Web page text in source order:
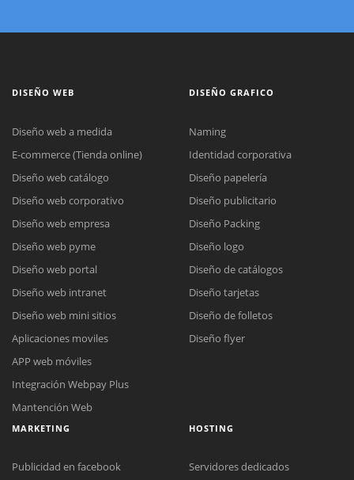
DISEÑO WEB
Diseño web a medida
E-commerce (Tienda online)
Diseño web catálogo
Diseño web corporativo
Diseño web empresa
Diseño web pyme
Diseño web portal
Diseño web intranet
Diseño web mini sitios
Aplicaciones moviles
APP web móviles
Integración Webpay Plus
Mantención Web
DISEÑO GRAFICO
Naming
Identidad corporativa
Diseño papelería
Diseño publicitario
Diseño Packing
Diseño logo
Diseño de catálogos
Diseño tarjetas
Diseño de folletos
Diseño flyer
MARKETING
Publicidad en facebook
HOSTING
Servidores dedicados